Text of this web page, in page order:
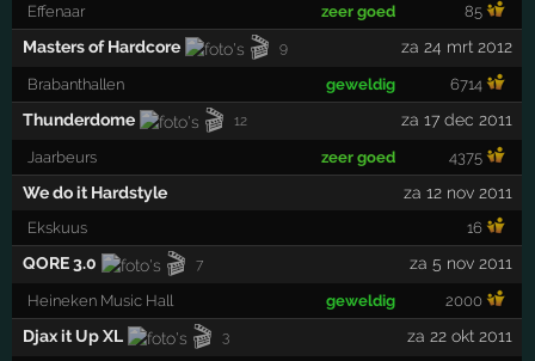
Effenaar zeer goed 85
Masters of Hardcore 🎬 9 za 24 mrt 2012
Brabanthallen geweldig 6714
Thunderdome 🎬 12 za 17 dec 2011
Jaarbeurs zeer goed 4375
We do it Hardstyle za 12 nov 2011
Ekskuus 16
QORE 3.0 🎬 7 za 5 nov 2011
Heineken Music Hall geweldig 2000
Djax it Up XL 🎬 3 za 22 okt 2011